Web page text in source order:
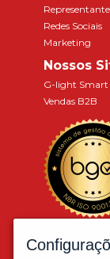
Redes Sociais
Marketing
Nossos
G-light Smart
Vendas B2B
Associados a: